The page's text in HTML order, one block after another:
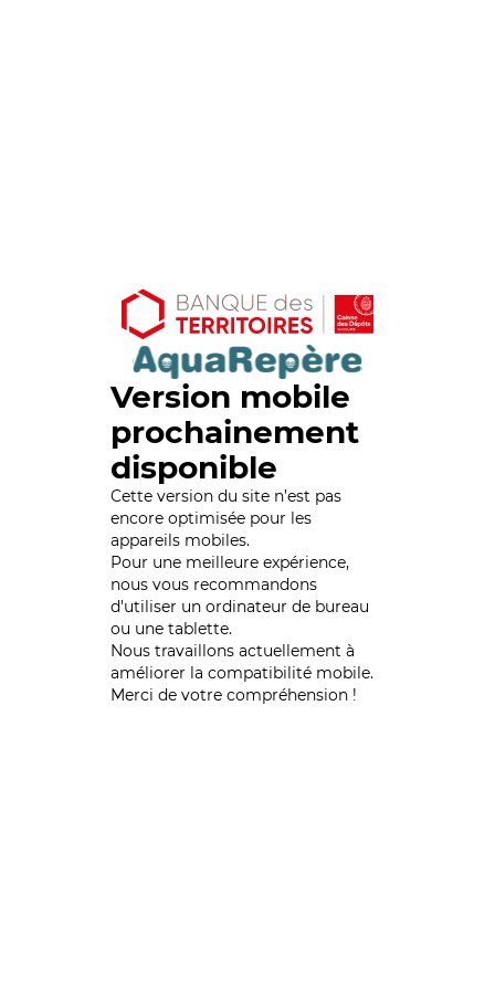
Version mobile
prochainement
disponible
Cette version du site n’est pas
encore optimisée pour les
appareils mobiles.
Pour une meilleure expérience,
nous vous recommandons
d'utiliser un ordinateur de bureau
ou une tablette.
Nous travaillons actuellement à
améliorer la compatibilité mobile.
Merci de votre compréhension !